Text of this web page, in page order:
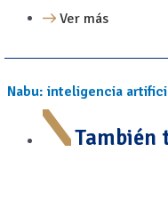
Ver más
Nabu: inteligencia
También